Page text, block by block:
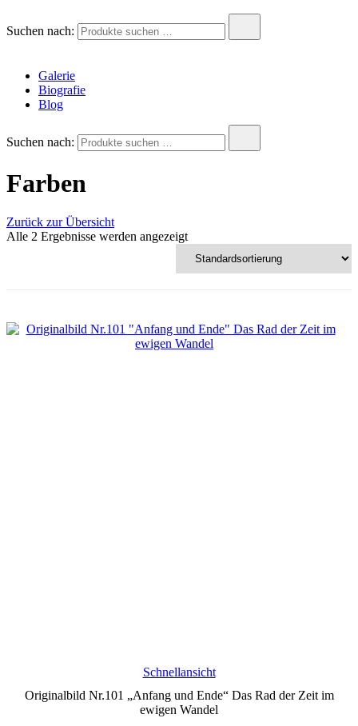
Suchen nach:
Galerie
Biografie
Blog
Suchen nach:
Farben
Zurück zur Übersicht
Alle 2 Ergebnisse werden angezeigt
Schnellansicht
Originalbild Nr.101 „Anfang und Ende“ Das Rad der Zeit im
ewigen Wandel